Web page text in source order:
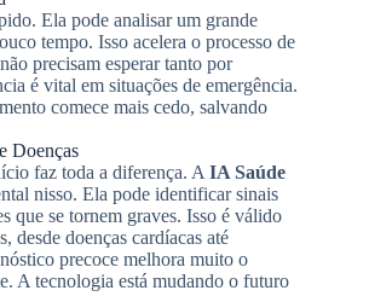
Ela pode analisar um grande
tempo. Isso acelera o processo de
precisam esperar tanto por
é vital em situações de emergência.
comece mais cedo, salvando
Doenças
faz toda a diferença. A IA Saúde
nisso. Ela pode identificar sinais
que se tornem graves. Isso é válido
desde doenças cardíacas até
precoce melhora muito o
A tecnologia está mudando o futuro